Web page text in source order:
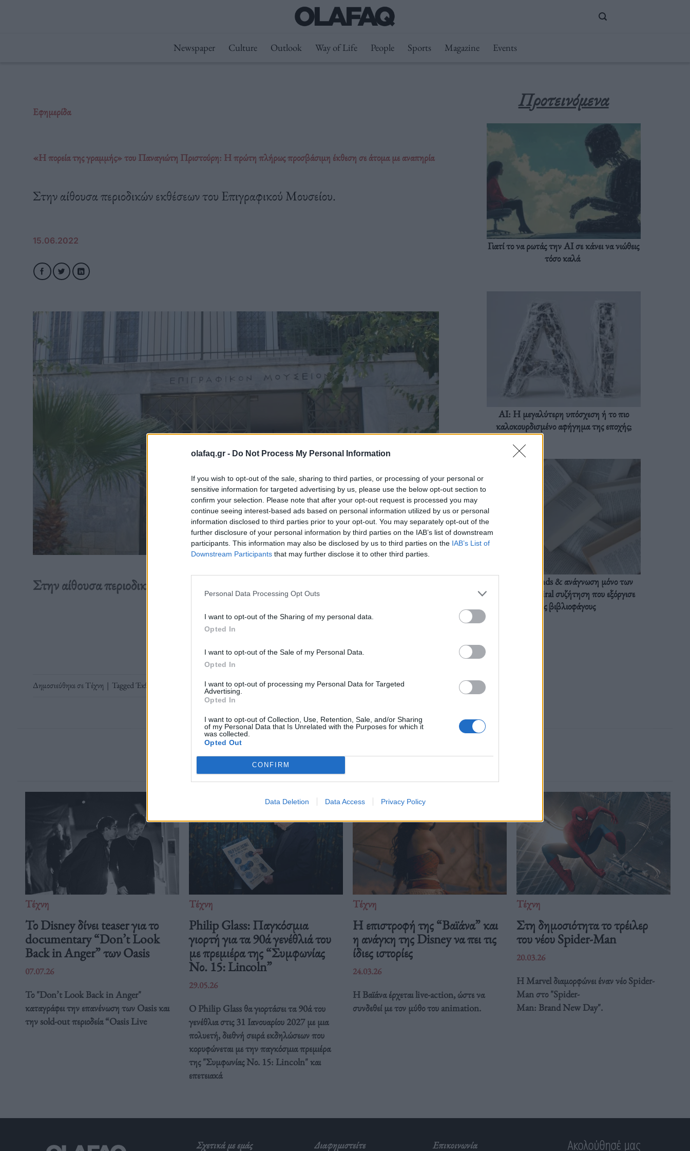
olafaq.gr - Do Not Process My Personal Information
If you wish to opt-out of the sale, sharing to third parties, or processing of your personal or
sensitive information for targeted advertising by us, please use the below opt-out section to
confirm your selection. Please note that after your opt-out request is processed you may
continue seeing interest-based ads based on personal information utilized by us or personal
information disclosed to third parties prior to your opt-out. You may separately opt-out of the
further disclosure of your personal information by third parties on the IAB’s list of downstream
participants. This information may also be disclosed by us to third parties on the IAB’s List of
Downstream Participants that may further disclose it to other third parties.
Personal Data Processing Opt Outs
I want to opt-out of the Sharing of my personal data.
Opted In
I want to opt-out of the Sale of my Personal Data.
Opted In
I want to opt-out of processing my Personal Data for Targeted
Advertising.
Opted In
I want to opt-out of Collection, Use, Retention, Sale, and/or Sharing
of my Personal Data that Is Unrelated with the Purposes for which it
was collected.
Opted Out
CONFIRM
Data Deletion Data Access Privacy Policy
Newspaper Culture Outlook Way of Life People Sports Magazine Events
Εφημερίδα
«Η πορεία της γραμμής» του Παναγιώτη Πριστούρη: Η πρώτη πλήρως προσβάσιμη έκθεση σε άτομα με αναπηρία
Στην αίθουσα περιοδικών εκθέσεων του Επιγραφικού Μουσείου.
15.06.2022
Στην αίθουσα περιοδικών εκθέσεων του Επιγραφικού Μουσείου.
Διαβάστε περισσότερα→
Δημοσιεύθηκε σεΤέχνη | TaggedΈκθεση Επιγραφικό Μουσείο,Έργα Χαρακτικής,Πλήρης Προσβασιμότητα,Χαρακτική
Προτεινόμενα
Γιατί το να ρωτάς την AI σε κάνει να νιώθεις
τόσο καλά
AI: Η μεγαλύτερη υπόσχεση ή το πιο
καλοκουρδισμένο αφήγημα της εποχής;
BookTok trends & ανάγνωση μόνο των
διαλόγων: Η viral συζήτηση που εξόργισε
τους βιβλιοφάγους
Δείτε επίσης
Τέχνη
Το Disney δίνει teaser για το
documentary “Don’t Look
Back in Anger” των Oasis
07.07.26
Το "Don’t Look Back in Anger"
καταγράφει την επανένωση των Oasis και
την sold-out περιοδεία “Oasis Live
Τέχνη
Philip Glass: Παγκόσμια
γιορτή για τα 90ά γενέθλιά του
με πρεμιέρα της “Συμφωνίας
Νο. 15: Lincoln”
29.05.26
Ο Philip Glass θα γιορτάσει τα 90ά του
γενέθλια στις 31 Ιανουαρίου 2027 με μια
πολυετή, διεθνή σειρά εκδηλώσεων που
κορυφώνεται με την παγκόσμια πρεμιέρα
της "Συμφωνίας Νο. 15: Lincoln" και
επετειακά
Τέχνη
Η επιστροφή της “Βαϊάνα” και
η ανάγκη της Disney να πει τις
ίδιες ιστορίες
24.03.26
Η Βαϊάνα έρχεται live-action, ώστε να
συνδεθεί με τον μύθο του animation.
Τέχνη
Στη δημοσιότητα το τρέιλερ
του νέου Spider-Man
20.03.26
Η Marvel διαμορφώνει έναν νέο Spider-
Man στο "Spider-
Man: Brand New Day".
Σχετικά με εμάς Διαφημιστείτε Επικοινωνία Ακολούθησέ μας